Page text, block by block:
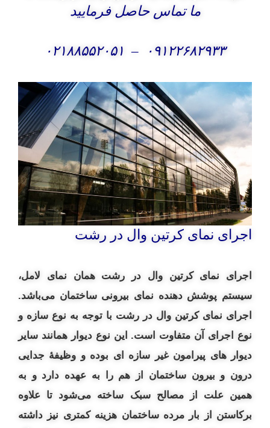
ما تماس حاصل فرمایید
۰۹۱۲۲۶۸۲۹۳۳ – ۰۲۱۸۸۵۵۲۰۵۱
اجرای نمای کرتین وال در رشت
اجرای نمای کرتین وال در رشت همان نمای لامل،
سیستم پوشش دهنده نمای بیرونی ساختمان می‌باشد.
اجرای نمای کرتین وال در رشت با توجه به نوع سازه و
نوع اجرای آن متفاوت است. این نوع دیوار همانند سایر
دیوار های پیرامون غیر سازه‌ ای بوده و وظیفهٔ جدایی
درون و بیرون ساختمان از هم را به عهده دارد و به
همین علت از مصالح سبک ساخته می‌شود تا علاوه
برکاستن از بار مرده ساختمان هزینه کمتری نیز داشته